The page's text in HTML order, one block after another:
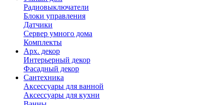
Радиовыключатели
Блоки управления
Датчики
Сервер умного дома
Комплекты
Арх. декор
Интерьерный декор
Фасадный декор
Сантехника
Аксессуары для ванной
Аксессуары для кухни